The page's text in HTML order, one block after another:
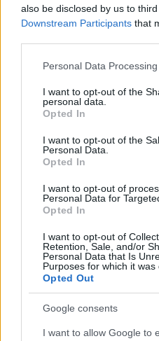
also be disclosed by us to
Downstream Participants that
Please note that this website/
not limited to your visit or
grant or deny consent to
use your data for below
consent section.
Personal Data
I want to opt-out of the
personal data.
Opted In
I want to opt-out of the
Personal Data.
Opted In
I want to opt-out of
Personal Data for
Opted In
I want to opt-out of
Retention, Sale, and/or
Personal Data that Is
Purposes for which it was
Opted Out
Google consents
I want to allow Google to
Ricevi le
da
Condividi l'articolo
F
a
ce
b
o
o
k
T
w
it
te
r
Pi
te
re
W
h
at
s
p
p
Articolo
Prossimo
NOTIZIE RECENTI